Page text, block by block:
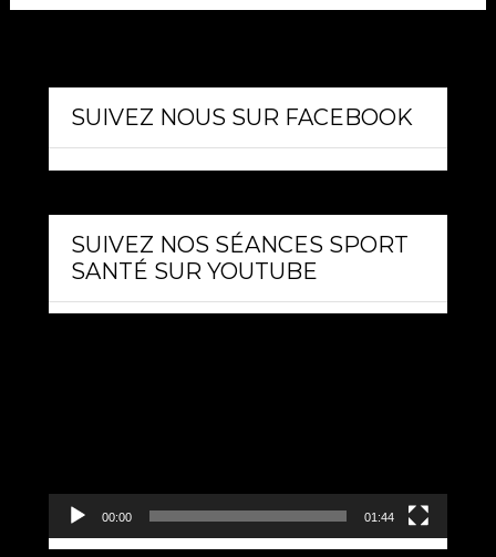
SUIVEZ NOUS SUR FACEBOOK
SUIVEZ NOS SÉANCES SPORT
SANTÉ SUR YOUTUBE
00:00 01:44